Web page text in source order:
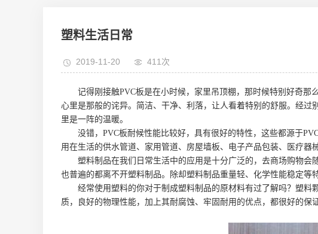
塑料生活日常
2019-11-20 411次
记得刚接触PVC板是在小时候，家里吊顶棚，那时候特别好奇那
心里是那般的诧异。简洁、干净、利落，让人看着特别的舒服。经
里是一阵的温暖。
没错，PVC板耐候性能比较好，具有很好的特性，这些都源于
用在生活的供水管道、家用管道、房屋墙板、电子产品包装、医疗器
塑料制品在我们日常生活中的应用是十分广泛的，去商场购物会
也普遍的都离不开塑料制品。除却塑料制品重量轻、化学性能稳定
经常使用塑料的你对于制成塑料制品的原材料有过了解吗？塑料
质，良好的物理性能，加上其耐腐蚀、牢固耐用的优点，都很好的保